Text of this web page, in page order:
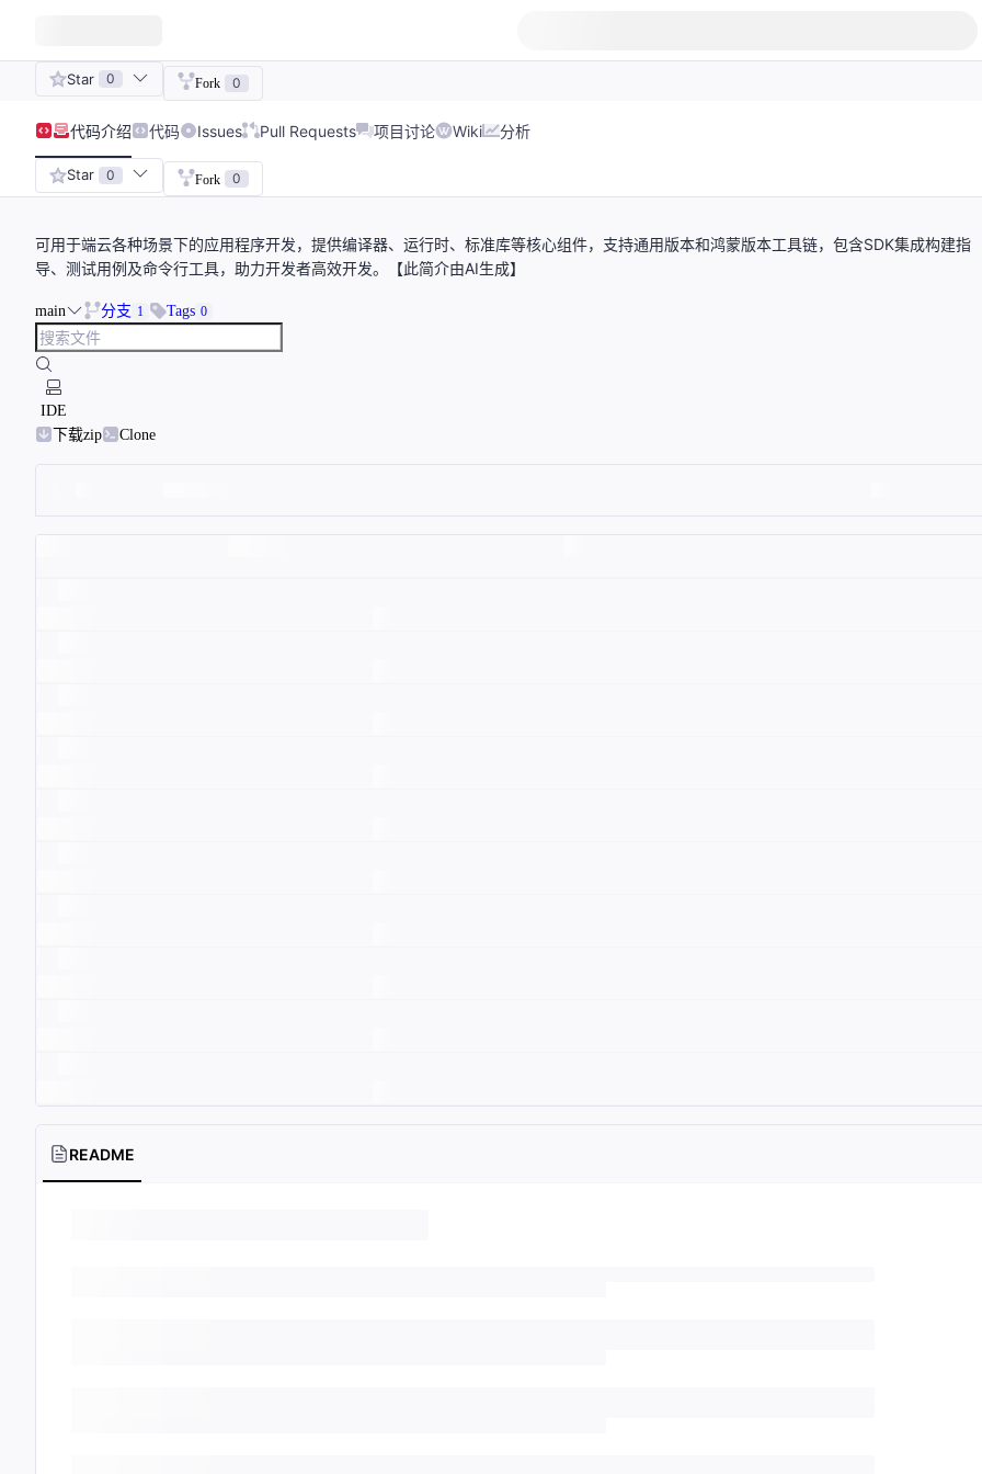
Star 0 Fork 0
代码介绍 代码 Issues Pull Requests 项目讨论 Wiki 分析
Star 0 Fork 0
可用于端云各种场景下的应用程序开发，提供编译器、运行时、标准库等核心组件，支持通用版本和鸿蒙版本工具链，包含SDK集成构建指
导、测试用例及命令行工具，助力开发者高效开发。【此简介由AI生成】
main 分支 1 Tags 0
IDE
下载zip
Clone
README